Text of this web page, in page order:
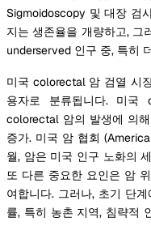
Sigmoidoscopy 및 대장 검
지는 생존율을 개량하고,
underserved 인구 중, 특히
미국 colorectal 암 검열 시
용자로 분류됩니다. 미
colorectal 암의 발생에 의
증가. 미국 암 협회
월, 암은 미국 인구 노화의
또 다른 중요한 요인은 암
여합니다. 그러나, 초기 단
률, 특히 농촌 지역, 침략적